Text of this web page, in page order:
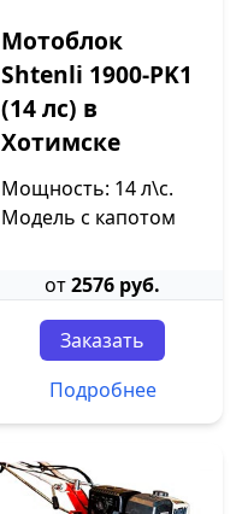
Мотоблок
Shtenli 1900-PK1
(14 лс) в
Хотимске
Мощность: 14 л\с.
Модель с капотом
от2576 руб.
Заказать
Подробнее